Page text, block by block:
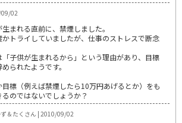
02
まれる直前に、禁煙しました。
かトライしていましたが、仕事のストレスで断念
子供が生まれるから」という理由があり、目標
られたようです。
目標（例えば禁煙したら10万円あげるとか）をも
のではないでしょうか？
＆たくさん | 2010/09/02